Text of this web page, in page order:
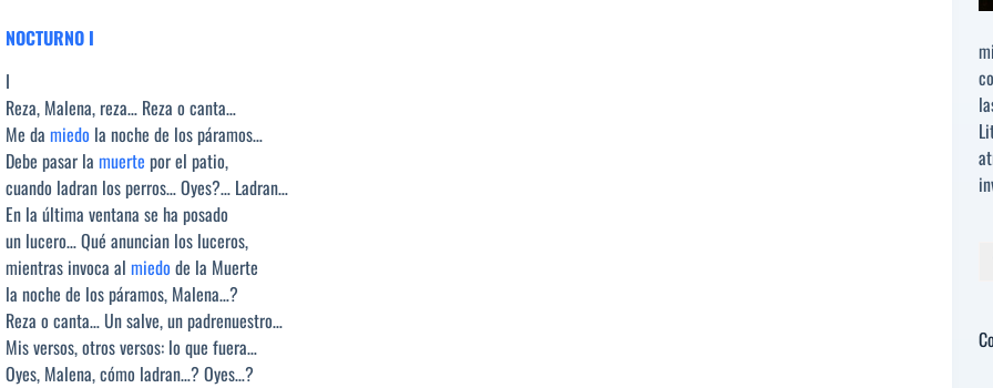
NOCTURNO I
I
Reza, Malena, reza… Reza o canta…
Me da miedo la noche de los páramos…
Debe pasar la muerte por el patio,
cuando ladran los perros… Oyes?… Ladran…
En la última ventana se ha posado
un lucero… Qué anuncian los luceros,
mientras invoca al miedo de la Muerte
la noche de los páramos, Malena…?
Reza o canta… Un salve, un padrenuestro…
Mis versos, otros versos: lo que fuera…
Oyes, Malena, cómo ladran…? Oyes…?